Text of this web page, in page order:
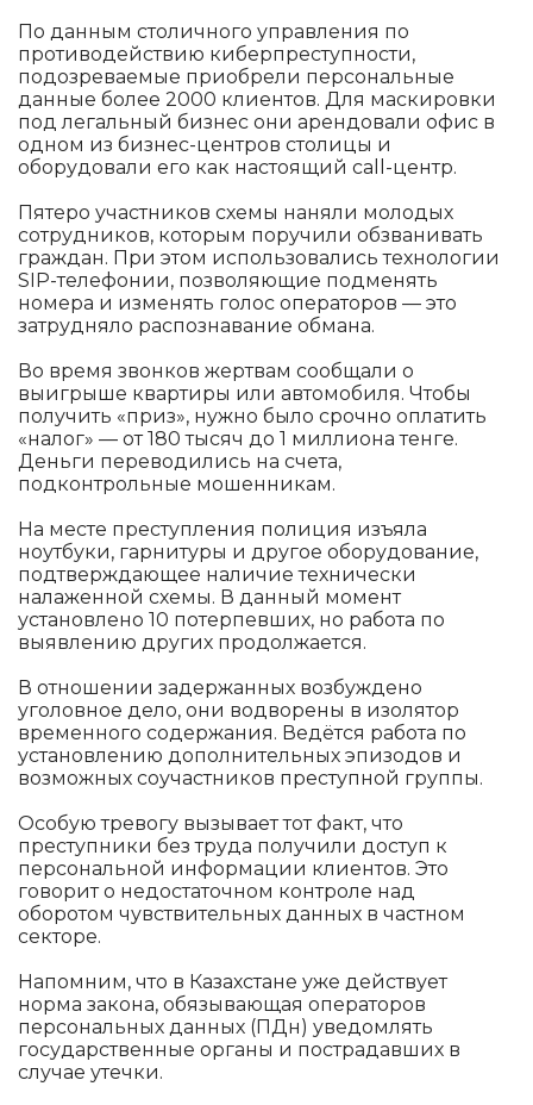
По данным столичного управления по
противодействию киберпреступности,
подозреваемые приобрели персональные
данные более 2000 клиентов. Для маскировки
под легальный бизнес они арендовали офис в
одном из бизнес-центров столицы и
оборудовали его как настоящий call-центр.
Пятеро участников схемы наняли молодых
сотрудников, которым поручили обзванивать
граждан. При этом использовались технологии
SIP-телефонии, позволяющие подменять
номера и изменять голос операторов — это
затрудняло распознавание обмана.
Во время звонков жертвам сообщали о
выигрыше квартиры или автомобиля. Чтобы
получить «приз», нужно было срочно оплатить
«налог» — от 180 тысяч до 1 миллиона тенге.
Деньги переводились на счета,
подконтрольные мошенникам.
На месте преступления полиция изъяла
ноутбуки, гарнитуры и другое оборудование,
подтверждающее наличие технически
налаженной схемы. В данный момент
установлено 10 потерпевших, но работа по
выявлению других продолжается.
В отношении задержанных возбуждено
уголовное дело, они водворены в изолятор
временного содержания. Ведётся работа по
установлению дополнительных эпизодов и
возможных соучастников преступной группы.
Особую тревогу вызывает тот факт, что
преступники без труда получили доступ к
персональной информации клиентов. Это
говорит о недостаточном контроле над
оборотом чувствительных данных в частном
секторе.
Напомним, что в Казахстане уже действует
норма закона, обязывающая операторов
персональных данных (ПДн) уведомлять
государственные органы и пострадавших в
случае утечки.